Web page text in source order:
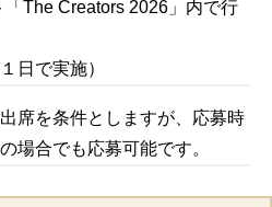
「The Creators 2026」内で行
日で実施）
席を条件としますが、応募時
場合でも応募可能です。